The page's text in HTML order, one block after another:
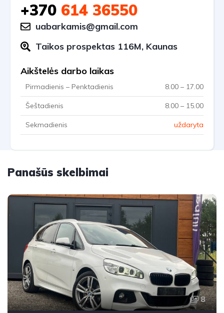
+370 614 36550
uabarkamis@gmail.com
Taikos prospektas 116M, Kaunas
Aikštelės darbo laikas
Pirmadienis – Penktadienis 8.00 – 17.00
Šeštadienis 8.00 – 15.00
Sekmadienis uždaryta
Panašūs skelbimai
8